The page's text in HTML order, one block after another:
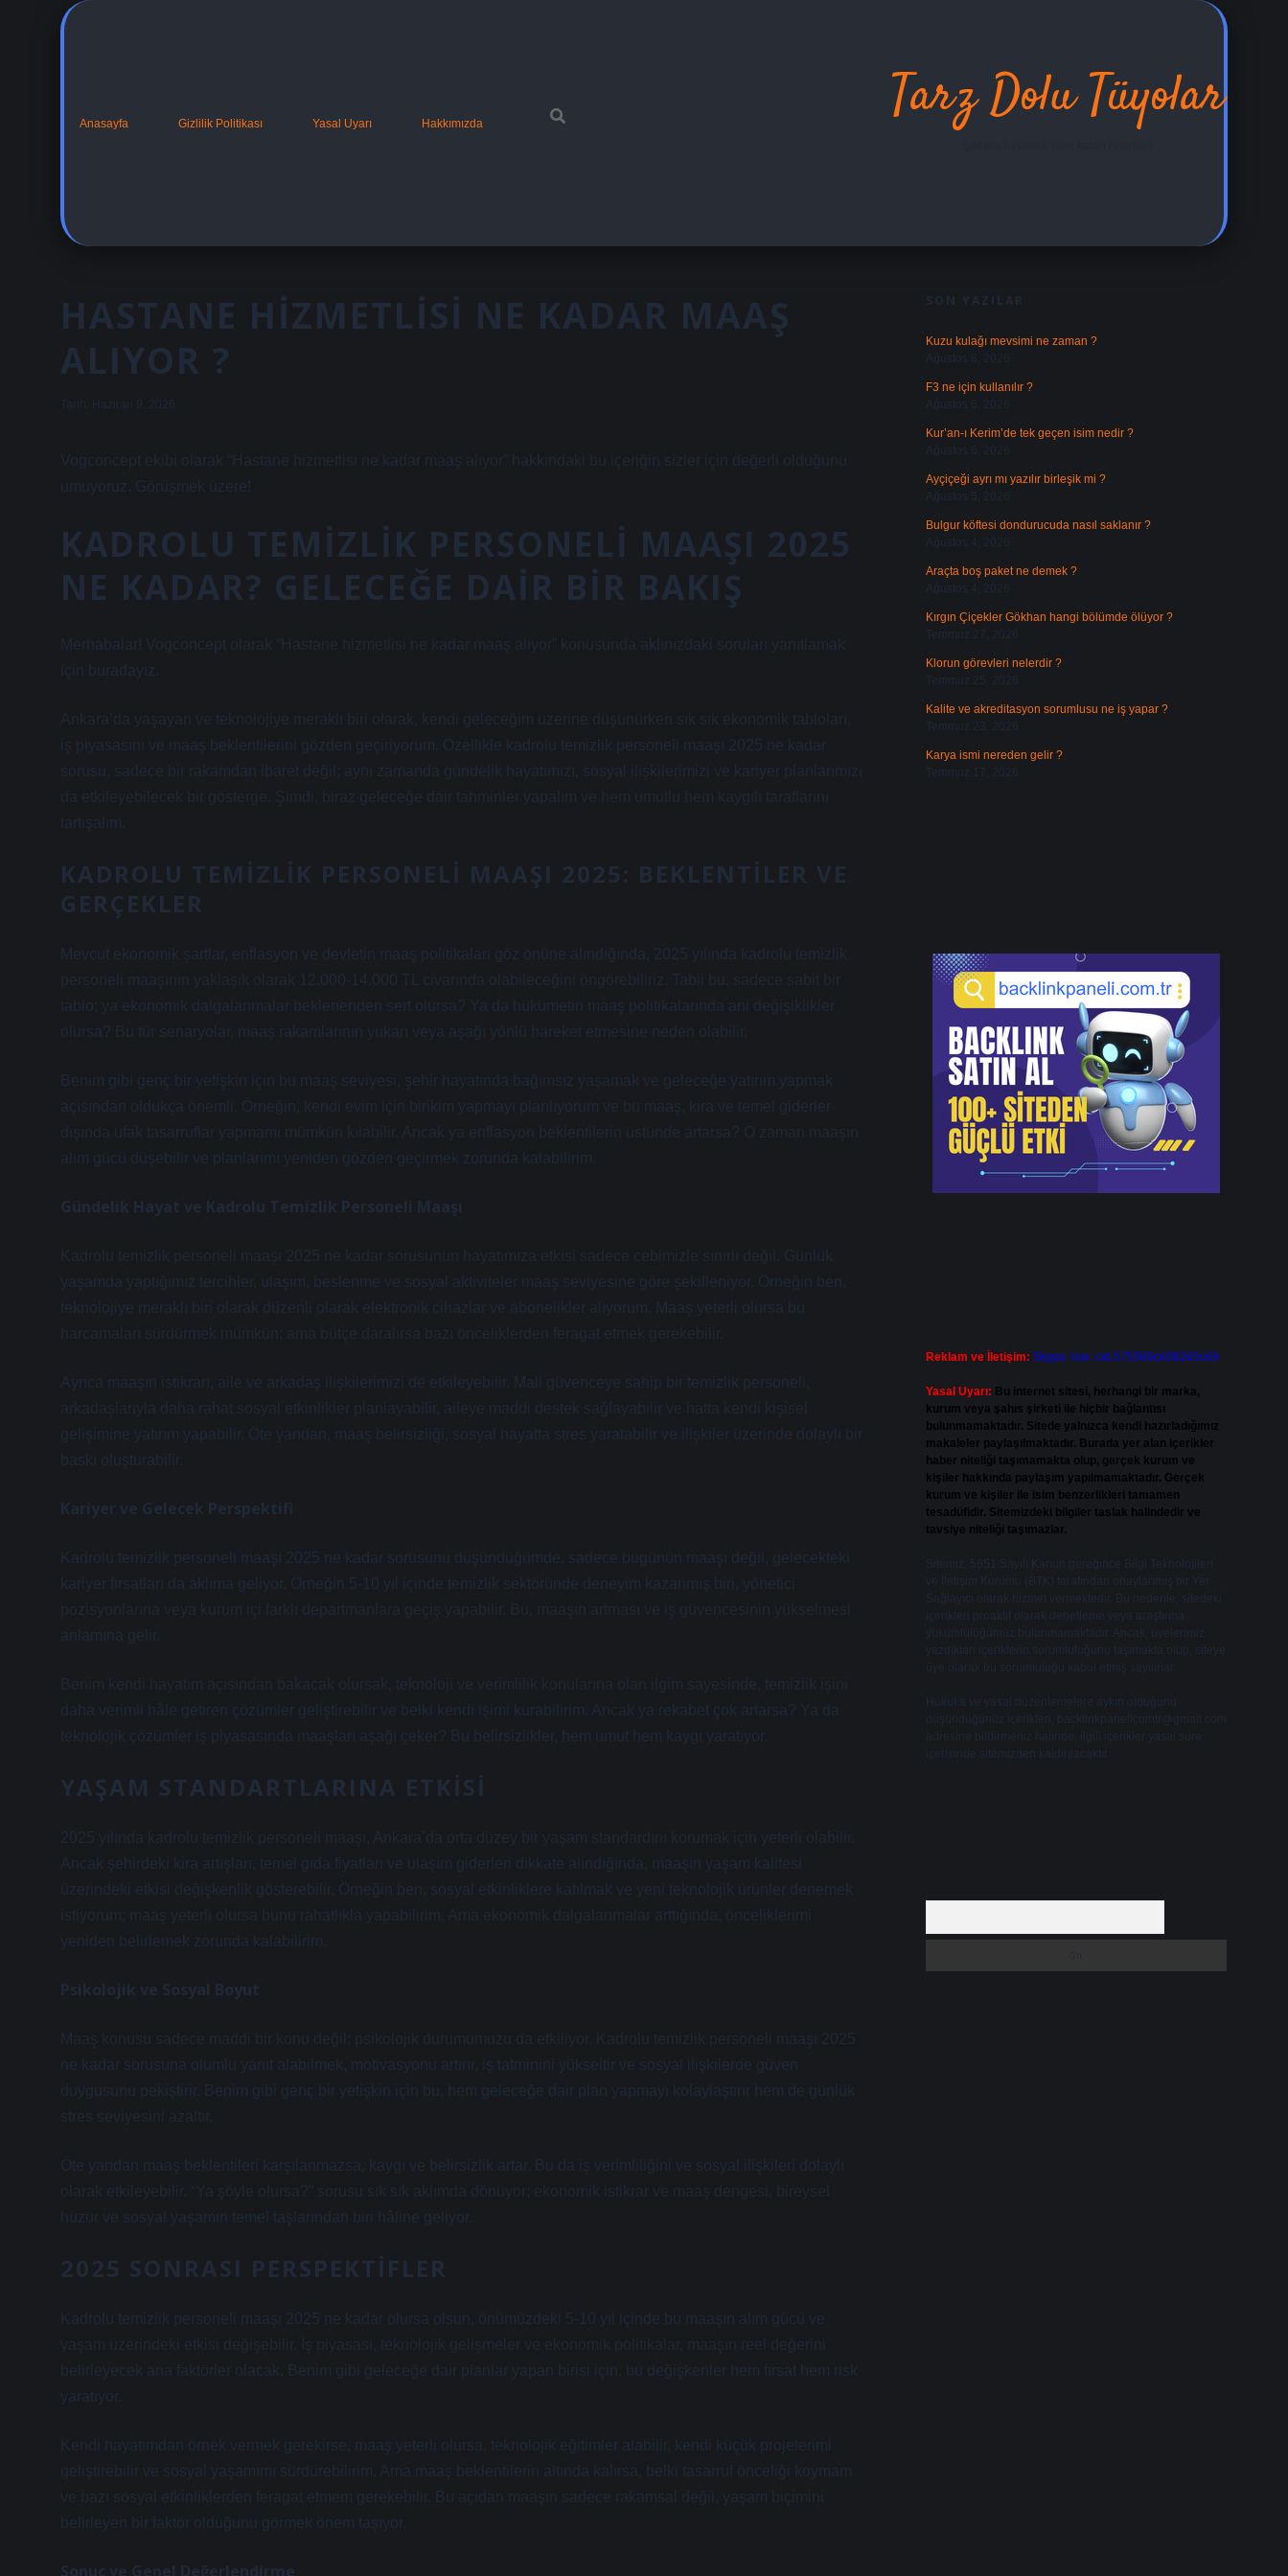
Anasayfa Gizlilik Politikası Yasal Uyarı Hakkımızda Tarz Dolu Tüyolar
HASTANE HIZMETLISI NE KADAR MAAŞ
ALIYOR ?
Tarih: Haziran 9, 2026
Vogconcept ekibi olarak “Hastane hizmetlisi ne kadar maaş alıyor” hakkındaki bu içeriğin sizler için değerli olduğunu
umuyoruz. Görüşmek üzere!
KADROLU TEMIZLIK PERSONELI MAAŞI 2025
NE KADAR? GELECEĞE DAIR BIR BAKIŞ
Merhabalar! Vogconcept olarak “Hastane hizmetlisi ne kadar maaş alıyor” konusunda aklınızdaki soruları yanıtlamak
için buradayız.
Ankara’da yaşayan ve teknolojiye meraklı biri olarak, kendi geleceğim üzerine düşünürken sık sık ekonomik tabloları,
iş piyasasını ve maaş beklentilerini gözden geçiriyorum. Özellikle kadrolu temizlik personeli maaşı 2025 ne kadar
sorusu, sadece bir rakamdan ibaret değil; aynı zamanda gündelik hayatımızı, sosyal ilişkilerimizi ve kariyer planlarımızı
da etkileyebilecek bir gösterge. Şimdi, biraz geleceğe dair tahminler yapalım ve hem umutlu hem kaygılı taraflarını
tartışalım.
KADROLU TEMIZLIK PERSONELI MAAŞI 2025: BEKLENTILER VE
GERÇEKLER
Mevcut ekonomik şartlar, enflasyon ve devletin maaş politikaları göz önüne alındığında, 2025 yılında kadrolu temizlik
personeli maaşının yaklaşık olarak 12.000-14.000 TL civarında olabileceğini öngörebiliriz. Tabii bu, sadece sabit bir
tablo; ya ekonomik dalgalanmalar beklenenden sert olursa? Ya da hükümetin maaş politikalarında ani değişiklikler
olursa? Bu tür senaryolar, maaş rakamlarının yukarı veya aşağı yönlü hareket etmesine neden olabilir.
Benim gibi genç bir yetişkin için bu maaş seviyesi, şehir hayatında bağımsız yaşamak ve geleceğe yatırım yapmak
açısından oldukça önemli. Örneğin, kendi evim için birikim yapmayı planlıyorum ve bu maaş, kira ve temel giderler
dışında ufak tasarruflar yapmamı mümkün kılabilir. Ancak ya enflasyon beklentilerin üstünde artarsa? O zaman maaşın
alım gücü düşebilir ve planlarımı yeniden gözden geçirmek zorunda kalabilirim.
Gündelik Hayat ve Kadrolu Temizlik Personeli Maaşı
Kadrolu temizlik personeli maaşı 2025 ne kadar sorusunun hayatımıza etkisi sadece cebimizle sınırlı değil. Günlük
yaşamda yaptığımız tercihler, ulaşım, beslenme ve sosyal aktiviteler maaş seviyesine göre şekilleniyor. Örneğin ben,
teknolojiye meraklı biri olarak düzenli olarak elektronik cihazlar ve abonelikler alıyorum. Maaş yeterli olursa bu
harcamaları sürdürmek mümkün; ama bütçe daralırsa bazı önceliklerden feragat etmek gerekebilir.
Ayrıca maaşın istikrarı, aile ve arkadaş ilişkilerimizi de etkileyebilir. Mali güvenceye sahip bir temizlik personeli,
arkadaşlarıyla daha rahat sosyal etkinlikler planlayabilir, aileye maddi destek sağlayabilir ve hatta kendi kişisel
gelişimine yatırım yapabilir. Öte yandan, maaş belirsizliği, sosyal hayatta stres yaratabilir ve ilişkiler üzerinde dolaylı bir
baskı oluşturabilir.
Kariyer ve Gelecek Perspektifi
Kadrolu temizlik personeli maaşı 2025 ne kadar sorusunu düşündüğümde, sadece bugünün maaşı değil, gelecekteki
kariyer fırsatları da aklıma geliyor. Örneğin 5-10 yıl içinde temizlik sektöründe deneyim kazanmış biri, yönetici
pozisyonlarına veya kurum içi farklı departmanlara geçiş yapabilir. Bu, maaşın artması ve iş güvencesinin yükselmesi
anlamına gelir.
Benim kendi hayatım açısından bakacak olursak, teknoloji ve verimlilik konularına olan ilgim sayesinde, temizlik işini
daha verimli hâle getiren çözümler geliştirebilir ve belki kendi işimi kurabilirim. Ancak ya rekabet çok artarsa? Ya da
teknolojik çözümler iş piyasasında maaşları aşağı çeker? Bu belirsizlikler, hem umut hem kaygı yaratıyor.
YAŞAM STANDARTLARINA ETKISI
2025 yılında kadrolu temizlik personeli maaşı, Ankara’da orta düzey bir yaşam standardını korumak için yeterli olabilir.
Ancak şehirdeki kira artışları, temel gıda fiyatları ve ulaşım giderleri dikkate alındığında, maaşın yaşam kalitesi
üzerindeki etkisi değişkenlik gösterebilir. Örneğin ben, sosyal etkinliklere katılmak ve yeni teknolojik ürünler denemek
istiyorum; maaş yeterli olursa bunu rahatlıkla yapabilirim. Ama ekonomik dalgalanmalar arttığında, önceliklerimi
yeniden belirlemek zorunda kalabilirim.
Psikolojik ve Sosyal Boyut
Maaş konusu sadece maddi bir konu değil; psikolojik durumumuzu da etkiliyor. Kadrolu temizlik personeli maaşı 2025
ne kadar sorusuna olumlu yanıt alabilmek, motivasyonu artırır, iş tatminini yükseltir ve sosyal ilişkilerde güven
duygusunu pekiştirir. Benim gibi genç bir yetişkin için bu, hem geleceğe dair plan yapmayı kolaylaştırır hem de günlük
stres seviyesini azaltır.
Öte yandan maaş beklentileri karşılanmazsa, kaygı ve belirsizlik artar. Bu da iş verimliliğini ve sosyal ilişkileri dolaylı
olarak etkileyebilir. “Ya şöyle olursa?” sorusu sık sık aklımda dönüyor; ekonomik istikrar ve maaş dengesi, bireysel
huzur ve sosyal yaşamın temel taşlarından biri hâline geliyor.
2025 SONRASI PERSPEKTIFLER
Kadrolu temizlik personeli maaşı 2025 ne kadar olursa olsun, önümüzdeki 5-10 yıl içinde bu maaşın alım gücü ve
yaşam üzerindeki etkisi değişebilir. İş piyasası, teknolojik gelişmeler ve ekonomik politikalar, maaşın reel değerini
belirleyecek ana faktörler olacak. Benim gibi geleceğe dair planlar yapan birisi için, bu değişkenler hem fırsat hem risk
yaratıyor.
Kendi hayatımdan örnek vermek gerekirse, maaş yeterli olursa, teknolojik eğitimler alabilir, kendi küçük projelerimi
geliştirebilir ve sosyal yaşamımı sürdürebilirim. Ama maaş beklentilerin altında kalırsa, belki tasarruf önceliği koymam
ve bazı sosyal etkinliklerden feragat etmem gerekebilir. Bu açıdan maaşın sadece rakamsal değil, yaşam biçimini
belirleyen bir faktör olduğunu görmek önem taşıyor.
Sonuç ve Genel Değerlendirme
SON YAZILAR
Kuzu kulağı mevsimi ne zaman ?
Ağustos 8, 2026
F3 ne için kullanılır ?
Ağustos 6, 2026
Kur’an-ı Kerim’de tek geçen isim nedir ?
Ağustos 6, 2026
Ayçiçeği ayrı mı yazılır birleşik mi ?
Ağustos 5, 2026
Bulgur köftesi dondurucuda nasıl saklanır ?
Ağustos 4, 2026
Araçta boş paket ne demek ?
Ağustos 4, 2026
Kırgın Çiçekler Gökhan hangi bölümde ölüyor ?
Temmuz 27, 2026
Klorun görevleri nelerdir ?
Temmuz 25, 2026
Kalite ve akreditasyon sorumlusu ne iş yapar ?
Temmuz 23, 2026
Karya ismi nereden gelir ?
Temmuz 17, 2026
Reklam ve İletişim: Skype: live:.cid.575569c608265c69
Yasal Uyarı: Bu internet sitesi, herhangi bir marka,
kurum veya şahıs şirketi ile hiçbir bağlantısı
bulunmamaktadır. Sitede yalnızca kendi hazırladığımız
makaleler paylaşılmaktadır. Burada yer alan içerikler
haber niteliği taşımamakta olup, gerçek kurum ve
kişiler hakkında paylaşım yapılmamaktadır. Gerçek
kurum ve kişiler ile isim benzerlikleri tamamen
tesadüfidir. Sitemizdeki bilgiler taslak halindedir ve
tavsiye niteliği taşımazlar.
Sitemiz, 5651 Sayılı Kanun gereğince Bilgi Teknolojileri
ve İletişim Kurumu (BTK) tarafından onaylanmış bir Yer
Sağlayıcı olarak hizmet vermektedir. Bu nedenle, sitedeki
içerikleri proaktif olarak denetleme veya araştırma
yükümlülüğümüz bulunmamaktadır. Ancak, üyelerimiz
yazdıkları içeriklerin sorumluluğunu taşımakta olup, siteye
üye olarak bu sorumluluğu kabul etmiş sayılırlar.
Hukuka ve yasal düzenlemelere aykırı olduğunu
düşündüğünüz içerikleri,
backlinkpanelicomtr@gmail.com
adresine bildirmeniz halinde, ilgili içerikler yasal süre
içerisinde sitemizden kaldırılacaktır.